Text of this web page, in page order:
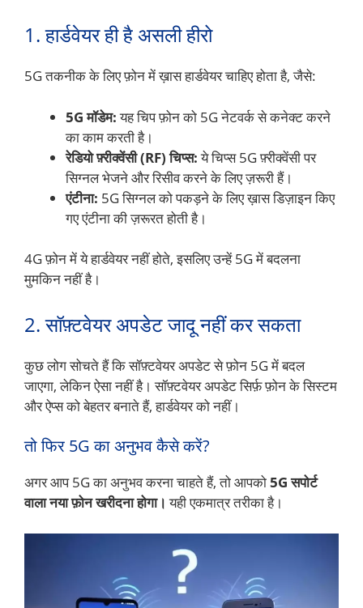
1. हार्डवेयर ही है असली हीरो
5G तकनीक के लिए फ़ोन में ख़ास हार्डवेयर चाहिए होता है, जैसे:
5G मॉडेम:यह चिप फ़ोन को 5G नेटवर्क से कनेक्ट करने
का काम करती है।
रेडियो फ़्रीक्वेंसी (RF) चिप्स:ये चिप्स 5G फ़्रीक्वेंसी पर
सिग्नल भेजने और रिसीव करने के लिए ज़रूरी हैं।
एंटीना: 5G सिग्नल को पकड़ने के लिए ख़ास डिज़ाइन किए
गए एंटीना की ज़रूरत होती है।
4G फ़ोन में ये हार्डवेयर नहीं होते, इसलिए उन्हें 5G में बदलना
मुमकिन नहीं है।
2. सॉफ़्टवेयर अपडेट जादू नहीं कर सकता
कुछ लोग सोचते हैं कि सॉफ़्टवेयर अपडेट से फ़ोन 5G में बदल
जाएगा, लेकिन ऐसा नहीं है। सॉफ़्टवेयर अपडेट सिर्फ़ फ़ोन के सिस्टम
और ऐप्स को बेहतर बनाते हैं, हार्डवेयर को नहीं।
तो फिर 5G का अनुभव कैसे करें?
अगर आप 5G का अनुभव करना चाहते हैं, तो आपको5G सपोर्ट
वाला नया फ़ोन खरीदना होगा। यही एकमात्र तरीका है।